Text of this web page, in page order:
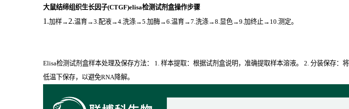
大鼠结缔组织生长因子(CTGF)elisa检测试剂盒操作步骤
1.加样→ 2.温育→3.配液→4.洗涤→5.加酶→6.温育→7.洗涤→8.显色→9.加终止→10.测定。
Elisa检测试剂盒样本处理及保存方法： 1. 样本提取：根据试剂盒说明，准确提取样本溶液。 2. 分装保存
低温下保存，以避免RNA降解。